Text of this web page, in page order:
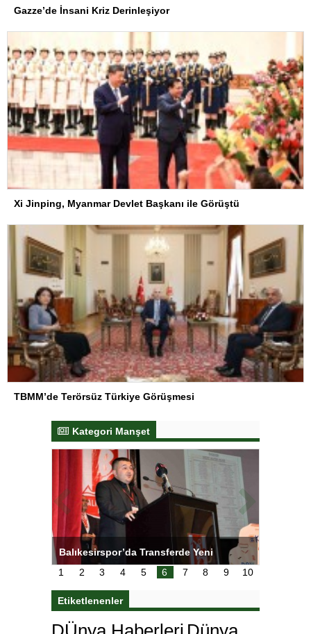
Gazze’de İnsani Kriz Derinleşiyor
Xi Jinping, Myanmar Devlet Başkanı ile Görüştü
TBMM’de Terörsüz Türkiye Görüşmesi
Kategori Manşet
Balıkesirspor’da Transferde Yeni
Yaklaşım
1
2 3 4 5 6 7 8 9 10
Etiketlenenler